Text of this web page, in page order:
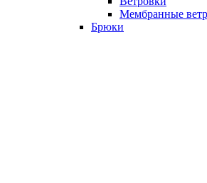
Мембранные
Брюки